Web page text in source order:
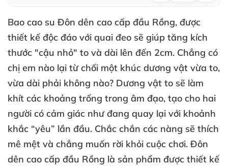
Bao cao su Đôn dên cao cấp đầu Rồng, được
thiết kế độc đáo với quai đeo sẽ giúp tăng kích
thước "cậu nhỏ" to và dài lên đến 2cm. Chẳng có
chị em nào lại từ chối một khúc dương vật vừa to,
vừa dài phải không nào? Dương vật to sẽ làm
khít các khoảng trống trong âm đạo, tạo cho hai
người có cảm giác như đang quay lại với khoảnh
khắc “yêu” lần đầu. Chắc chắn các nàng sẽ thích
mê mệt và chẳng muốn rời khỏi cuộc chơi. Đôn
dên cao cấp đầu Rồng là sản phẩm được thiết kế